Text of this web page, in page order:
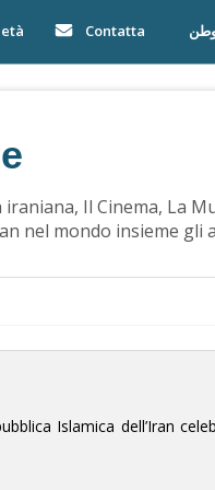
Contatta
Il Cinema, La
nel mondo insieme
Islamica dell’Iran